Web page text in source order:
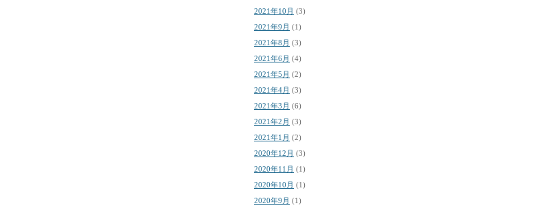
2021年10月 (3)
2021年9月 (1)
2021年8月 (3)
2021年6月 (4)
2021年5月 (2)
2021年4月 (3)
2021年3月 (6)
2021年2月 (3)
2021年1月 (2)
2020年12月 (3)
2020年11月 (1)
2020年10月 (1)
2020年9月 (1)